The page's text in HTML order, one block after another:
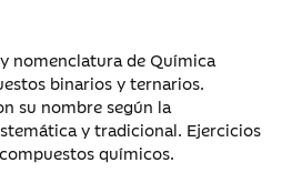
nomenclatura de Química
binarios y ternarios.
su nombre según la
y tradicional. Ejercicios
químicos.